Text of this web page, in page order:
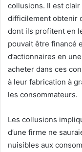
collusions. Il est clair
difficilement obtenir
dont ils profitent en
pouvait être financé
d’actionnaires en
acheter dans ces
à leur fabrication à
les consommateurs.
Les collusions
d’une firme ne
nuisibles aux